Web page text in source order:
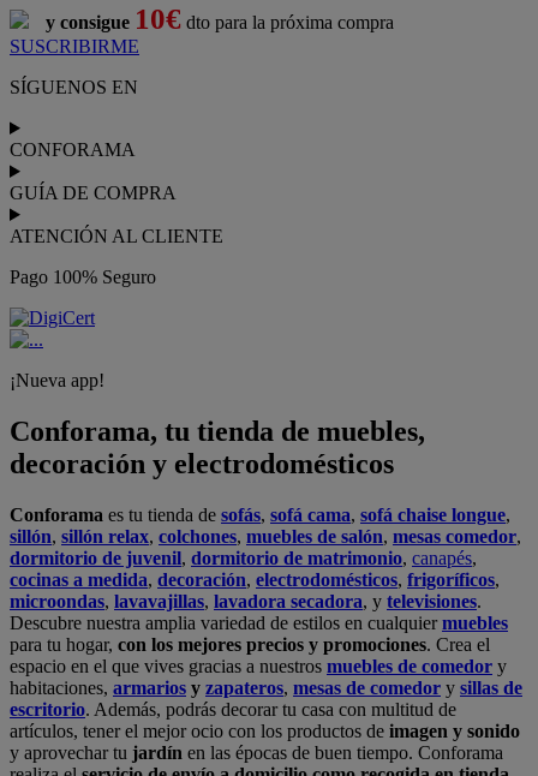
y consigue 10€ dto para la próxima compra
SUSCRIBIRME
SÍGUENOS EN
CONFORAMA
GUÍA DE COMPRA
ATENCIÓN AL CLIENTE
Pago 100% Seguro
¡Nueva app!
Conforama, tu tienda de muebles,
decoración y electrodomésticos
Conforama es tu tienda de sofás, sofá cama, sofá chaise longue,
sillón, sillón relax, colchones, muebles de salón, mesas comedor,
dormitorio de juvenil, dormitorio de matrimonio, canapés,
cocinas a medida, decoración, electrodomésticos, frigoríficos,
microondas, lavavajillas, lavadora secadora, y televisiones.
Descubre nuestra amplia variedad de estilos en cualquiermuebles
para tu hogar, con los mejores precios y promociones. Crea el
espacio en el que vives gracias a nuestros muebles de comedor y
habitaciones, armarios y zapateros, mesas de comedor y sillas de
escritorio. Además, podrás decorar tu casa con multitud de
artículos, tener el mejor ocio con los productos de imagen y sonido
y aprovechar tu jardín en las épocas de buen tiempo. Conforama